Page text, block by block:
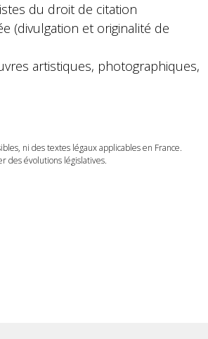
du droit de citation
(divulgation et originalité de
artistiques, photographiques,
ni des textes légaux applicables en France.
des évolutions législatives.